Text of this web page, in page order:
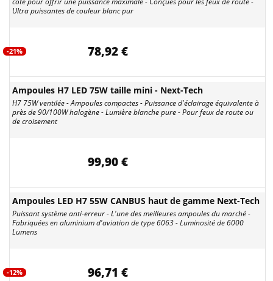
Ultra puissantes de couleur blanc pur
-21% 78,92 €
Ampoules H7 LED 75W taille mini - Next-Tech
H7 75W ventilée - Ampoules compactes - Puissance d'éclairage équivalente à
près de 90/100W halogène - Lumière blanche pure - Pour feux de route ou
de croisement
99,90 €
Ampoules LED H7 55W CANBUS haut de gamme Next-Tech
Puissant système anti-erreur - L'une des meilleures ampoules du marché -
Fabriquées en aluminium d'aviation de type 6063 - Luminosité de 6000
Lumens
-12% 96,71 €